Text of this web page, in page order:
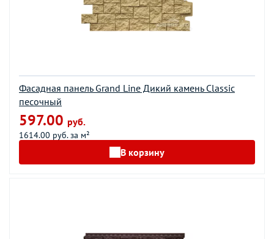
Фасадная панель Grand Line Дикий камень Classic
песочный
597.00 руб.
1614.00 руб. за м²
В корзину